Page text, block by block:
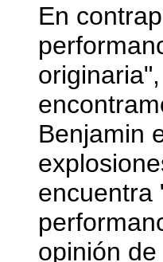
En
Benjamin
encuentra
opinión